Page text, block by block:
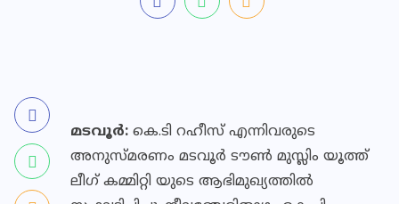
മടവൂര്‍: കെ.ടി റഹീസ് എന്നിവരുടെ
അനുസ്മരണം മടവൂര്‍ ടൗണ്‍ മുസ്ലിം യൂത്ത്
ലീഗ് കമ്മിറ്റി യുടെ ആഭിമുഖ്യത്തില്‍